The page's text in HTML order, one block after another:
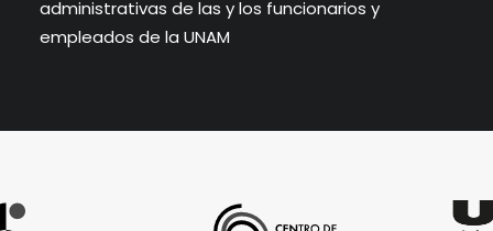
administrativas de las y los funcionarios y
empleados de la UNAM